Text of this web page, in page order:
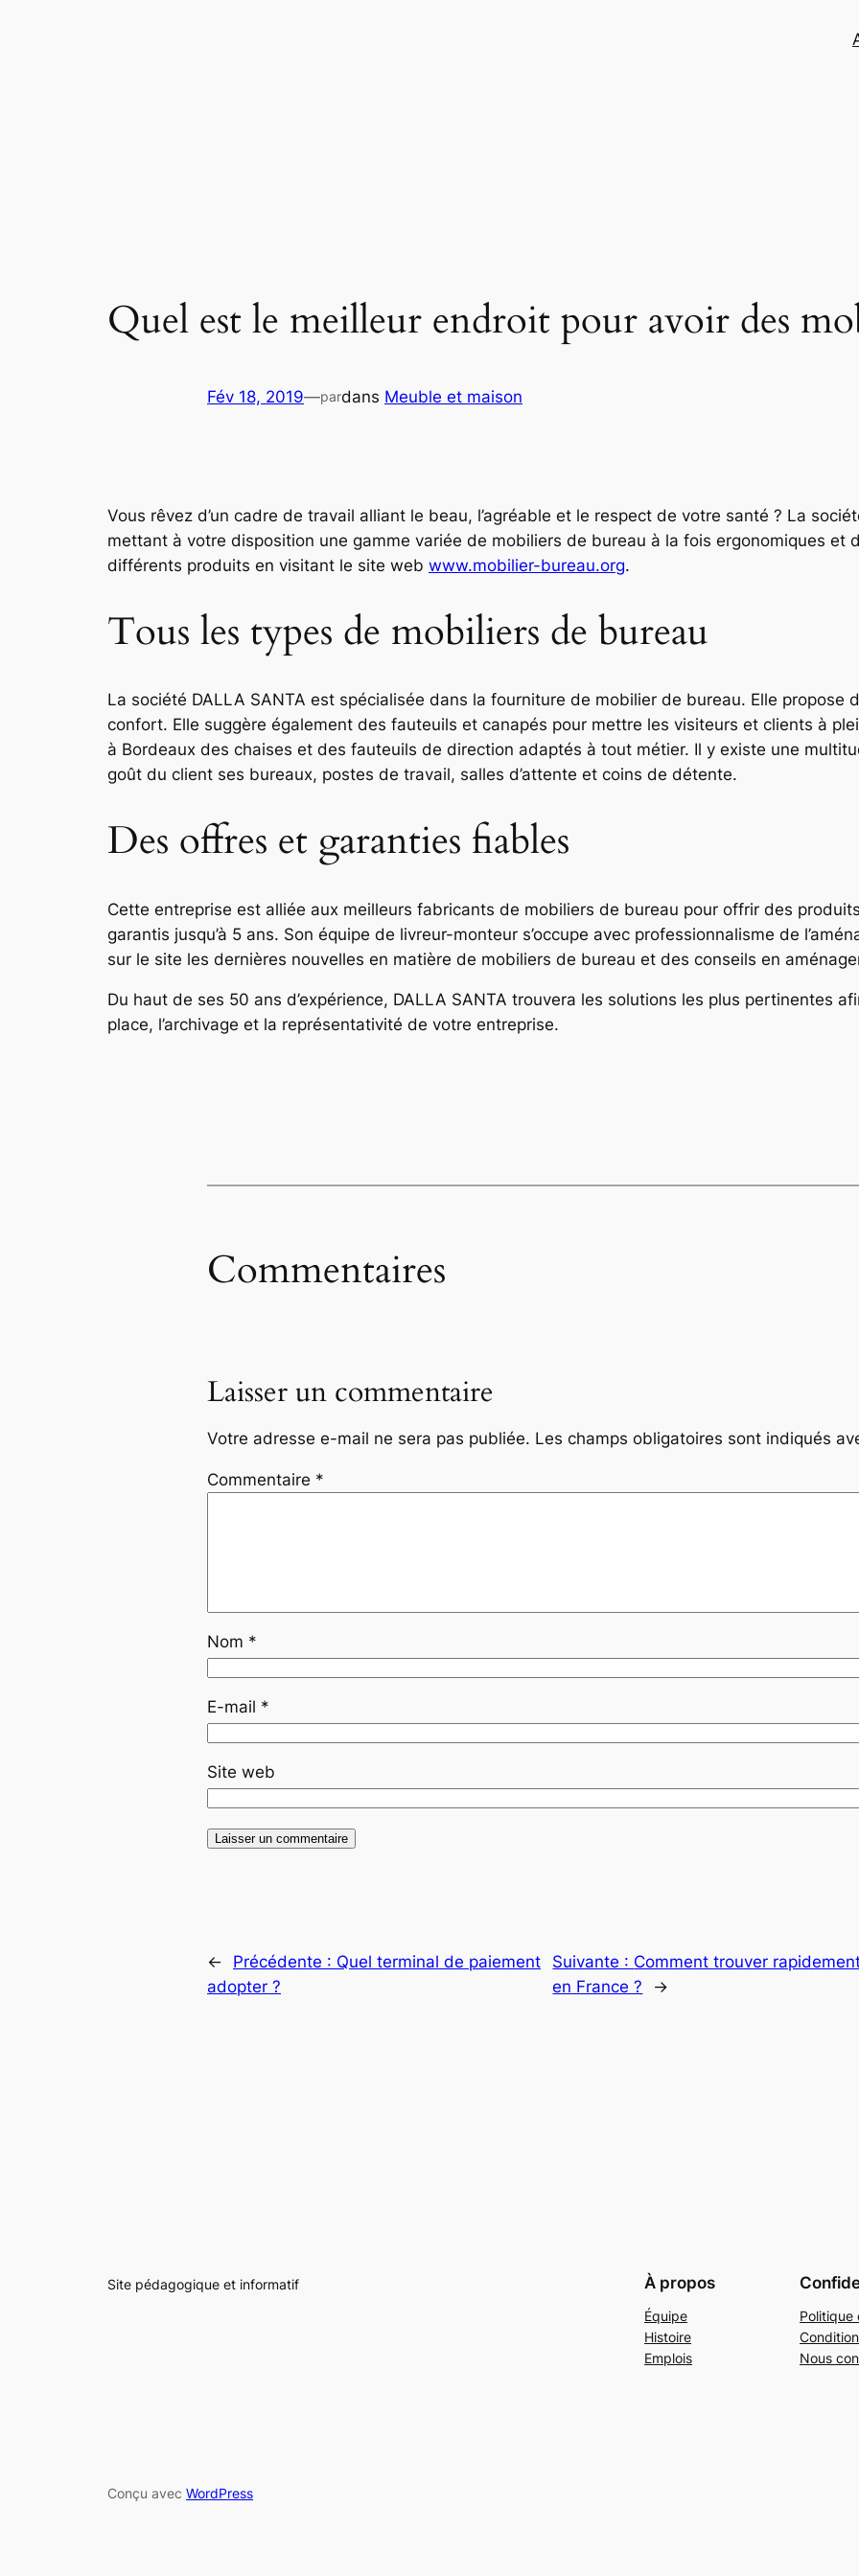
Quel est le meilleur endroit pour avoir des
Fév 18, 2019—pardans Meuble et maison
Vous rêvez d’un cadre de travail alliant le beau, l’agréable et le respect de votre santé ? La
mettant à votre disposition une gamme variée de mobiliers de bureau à la fois ergonomiques et
différents produits en visitant le site web www.mobilier-bureau.org.
Tous les types de mobiliers de bureau
La société DALLA SANTA est spécialisée dans la fourniture de mobilier de bureau. Elle propose
confort. Elle suggère également des fauteuils et canapés pour mettre les visiteurs et clients à
à Bordeaux des chaises et des fauteuils de direction adaptés à tout métier. Il y existe une
goût du client ses bureaux, postes de travail, salles d’attente et coins de détente.
Des offres et garanties fiables
Cette entreprise est alliée aux meilleurs fabricants de mobiliers de bureau pour offrir des
garantis jusqu’à 5 ans. Son équipe de livreur-monteur s’occupe avec professionnalisme de
sur le site les dernières nouvelles en matière de mobiliers de bureau et des conseils en
Du haut de ses 50 ans d’expérience, DALLA SANTA trouvera les solutions les plus pertinentes
place, l’archivage et la représentativité de votre entreprise.
Commentaires
Laisser un commentaire
Votre adresse e-mail ne sera pas publiée. Les champs obligatoires sont indiqués
Commentaire *
Nom *
E-mail *
Site web
← Précédente : Quel terminal de paiement
adopter ?
Suivante : Comment trouver
en France ?
→
Site pédagogique et informatif À propos
Équipe
Histoire
Emplois
Politique
Nous
Conçu avec WordPress